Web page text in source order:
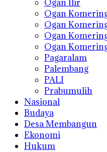
Ogan Ilir
Ogan
Ogan
Ogan
Ogan
Pagaralam
Palembang
PALI
Prabumulih
Nasional
Budaya
Desa Membangun
Ekonomi
Hukum